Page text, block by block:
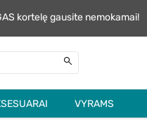
kortelę gausite nemokamai!
VYRAMS